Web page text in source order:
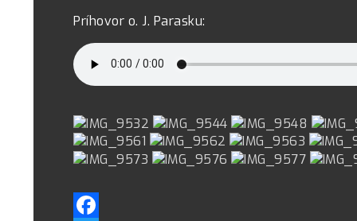
Príhovor o. J. Parasku: